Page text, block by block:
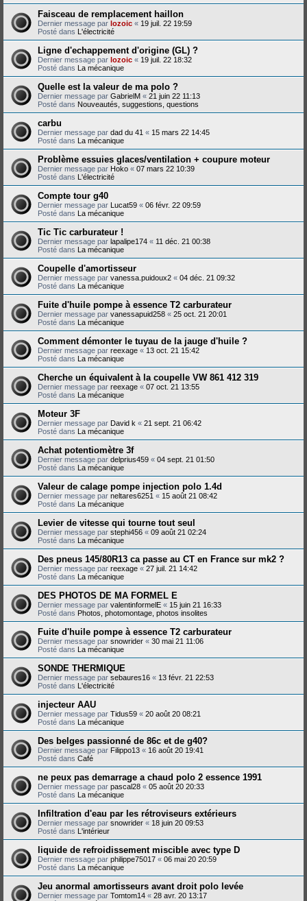
Faisceau de remplacement haillon
Dernier message par lozoic « 19 juil. 22 19:59
Posté dans L'électricité
Ligne d'echappement d'origine (GL) ?
Dernier message par lozoic « 19 juil. 22 18:32
Posté dans La mécanique
Quelle est la valeur de ma polo ?
Dernier message par GabrielM « 21 juin 22 11:13
Posté dans Nouveautés, suggestions, questions
carbu
Dernier message par dad du 41 « 15 mars 22 14:45
Posté dans La mécanique
Problème essuies glaces/ventilation + coupure moteur
Dernier message par Hoko « 07 mars 22 10:39
Posté dans L'électricité
Compte tour g40
Dernier message par Lucat59 « 06 févr. 22 09:59
Posté dans La mécanique
Tic Tic carburateur !
Dernier message par lapalipe174 « 11 déc. 21 00:38
Posté dans La mécanique
Coupelle d'amortisseur
Dernier message par vanessa.puidoux2 « 04 déc. 21 09:32
Posté dans La mécanique
Fuite d'huile pompe à essence T2 carburateur
Dernier message par vanessapuid258 « 25 oct. 21 20:01
Posté dans La mécanique
Comment démonter le tuyau de la jauge d'huile ?
Dernier message par reexage « 13 oct. 21 15:42
Posté dans La mécanique
Cherche un équivalent à la coupelle VW 861 412 319
Dernier message par reexage « 07 oct. 21 13:55
Posté dans La mécanique
Moteur 3F
Dernier message par David k « 21 sept. 21 06:42
Posté dans La mécanique
Achat potentiomètre 3f
Dernier message par delprius459 « 04 sept. 21 01:50
Posté dans La mécanique
Valeur de calage pompe injection polo 1.4d
Dernier message par neltares6251 « 15 août 21 08:42
Posté dans La mécanique
Levier de vitesse qui tourne tout seul
Dernier message par stephi456 « 09 août 21 02:24
Posté dans La mécanique
Des pneus 145/80R13 ca passe au CT en France sur mk2 ?
Dernier message par reexage « 27 juil. 21 14:42
Posté dans La mécanique
DES PHOTOS DE MA FORMEL E
Dernier message par valentinformelE « 15 juin 21 16:33
Posté dans Photos, photomontage, photos insolites
Fuite d'huile pompe à essence T2 carburateur
Dernier message par snowrider « 30 mai 21 11:06
Posté dans La mécanique
SONDE THERMIQUE
Dernier message par sebaures16 « 13 févr. 21 22:53
Posté dans L'électricité
injecteur AAU
Dernier message par Tidus59 « 20 août 20 08:21
Posté dans La mécanique
Des belges passionné de 86c et de g40?
Dernier message par Filippo13 « 16 août 20 19:41
Posté dans Café
ne peux pas demarrage a chaud polo 2 essence 1991
Dernier message par pascal28 « 05 août 20 20:33
Posté dans La mécanique
Infiltration d'eau par les rétroviseurs extérieurs
Dernier message par snowrider « 18 juin 20 09:53
Posté dans L'intérieur
liquide de refroidissement miscible avec type D
Dernier message par philippe75017 « 06 mai 20 20:59
Posté dans La mécanique
Jeu anormal amortisseurs avant droit polo levée
Dernier message par Tomtom14 « 28 avr. 20 13:17